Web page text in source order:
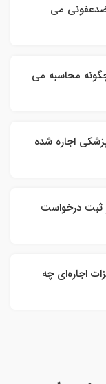
می
محاسبه می
اجاره شده
ثبت درخواست
اجاره‌ای چه